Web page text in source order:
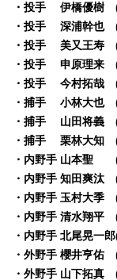
・投手 伊橋優
・投手 深浦幹也
・投手 美又王
・投手 申原理
・投手 今村拓
・捕手 小林
・捕手 山田将義 (
・捕手 栗林大
・内野手 山本
・内野手 知田
・内野手 玉村
・内野手 清水
・内野手 北尾
・外野手 櫻井
・外野手 山下